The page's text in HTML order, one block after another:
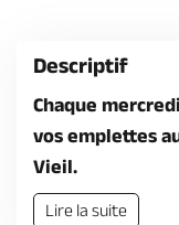
Brochures & Cartes
Descriptif
Chaque
vos emplettes
Vieil.
Lire la suite